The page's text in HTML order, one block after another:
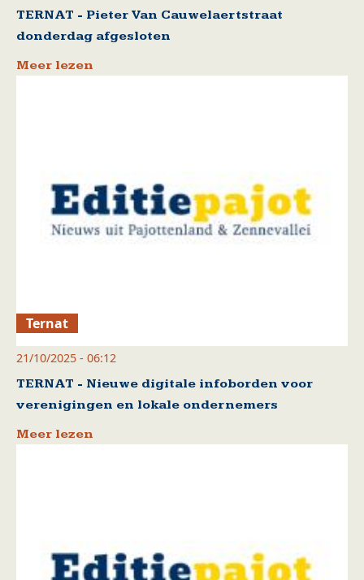
TERNAT - Pieter Van Cauwelaertstraat
donderdag afgesloten
Meer lezen
Ternat
21/10/2025 - 06:12
TERNAT - Nieuwe digitale infoborden voor
verenigingen en lokale ondernemers
Meer lezen